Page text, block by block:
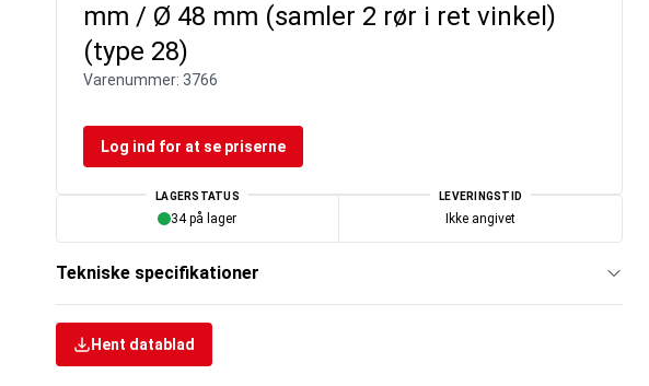
mm / Ø 48 mm (samler 2 rør i ret vinkel)
(type 28)
Varenummer: 3766
Log ind for at se priserne
LAGERSTATUS
34 på lager
LEVERINGSTID
Ikke angivet
Tekniske specifikationer
Hent datablad